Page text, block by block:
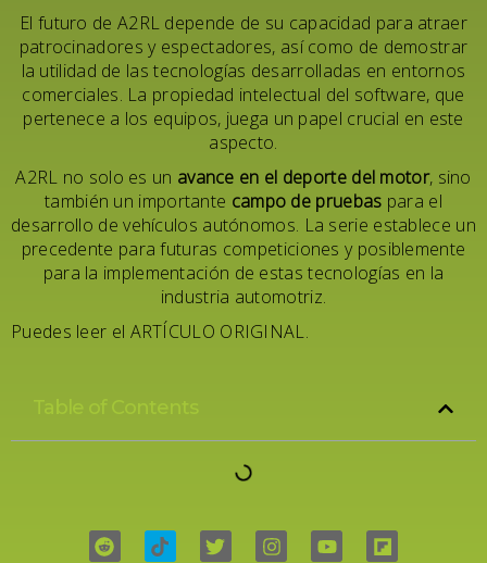
El futuro de A2RL depende de su capacidad para atraer
patrocinadores y espectadores, así como de demostrar
la utilidad de las tecnologías desarrolladas en entornos
comerciales. La propiedad intelectual del software, que
pertenece a los equipos, juega un papel crucial en este
aspecto.
A2RL no solo es un avance en el deporte del motor, sino
también un importante campo de pruebas para el
desarrollo de vehículos autónomos. La serie establece un
precedente para futuras competiciones y posiblemente
para la implementación de estas tecnologías en la
industria automotriz.
Puedes leer el ARTÍCULO ORIGINAL.
Table of Contents